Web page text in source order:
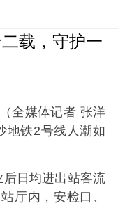
载，守护一
全媒体记者 张洋
地铁2号线人潮如
后日均进出站客流
站厅内，安检口、